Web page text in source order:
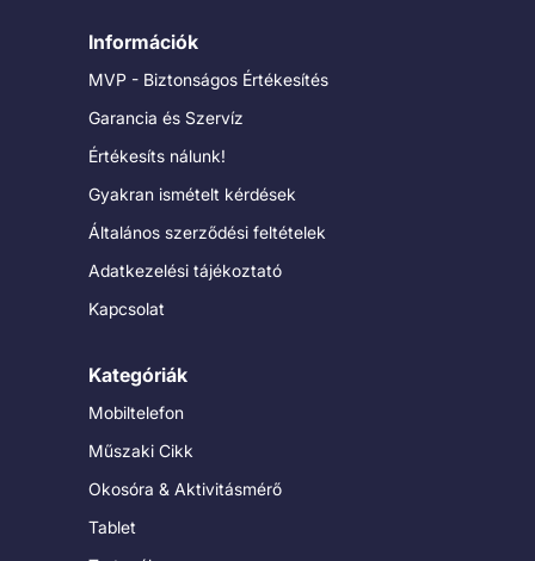
Információk
MVP - Biztonságos Értékesítés
Garancia és Szervíz
Értékesíts nálunk!
Gyakran ismételt kérdések
Általános szerződési feltételek
Adatkezelési tájékoztató
Kapcsolat
Kategóriák
Mobiltelefon
Műszaki Cikk
Okosóra & Aktivitásmérő
Tablet